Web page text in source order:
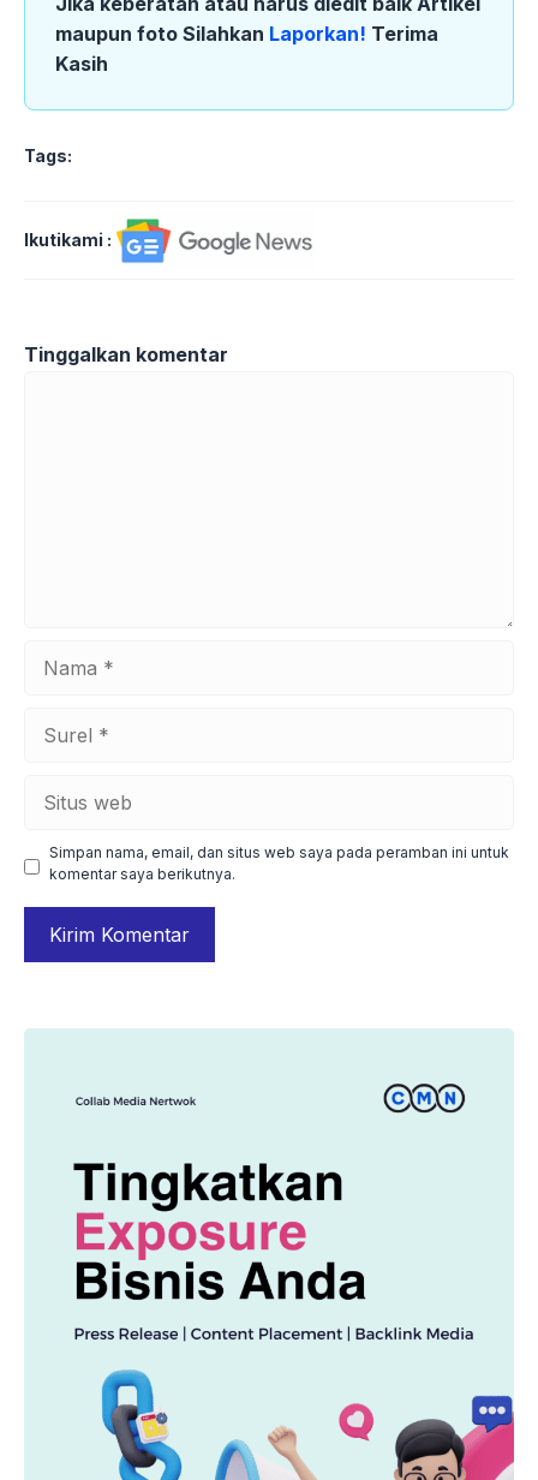
maupun foto Silahkan Laporkan! Terima
Kasih
Tags:
Ikutikami :
Tinggalkan komentar
Simpan nama, email, dan situs web saya pada peramban ini untuk
komentar saya berikutnya.